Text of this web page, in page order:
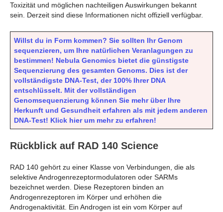
Toxizität und möglichen nachteiligen Auswirkungen bekannt
sein. Derzeit sind diese Informationen nicht offiziell verfügbar.
Willst du in Form kommen? Sie sollten Ihr Genom
sequenzieren, um Ihre natürlichen Veranlagungen zu
bestimmen! Nebula Genomics bietet die günstigste
Sequenzierung des gesamten Genoms. Dies ist der
vollständigste DNA-Test, der 100% Ihrer DNA
entschlüsselt. Mit der vollständigen
Genomsequenzierung können Sie mehr über Ihre
Herkunft und Gesundheit erfahren als mit jedem anderen
DNA-Test! Klick hier um mehr zu erfahren!
Rückblick auf RAD 140 Science
RAD 140 gehört zu einer Klasse von Verbindungen, die als
selektive Androgenrezeptormodulatoren oder SARMs
bezeichnet werden. Diese Rezeptoren binden an
Androgenrezeptoren im Körper und erhöhen die
Androgenaktivität. Ein Androgen ist ein vom Körper auf